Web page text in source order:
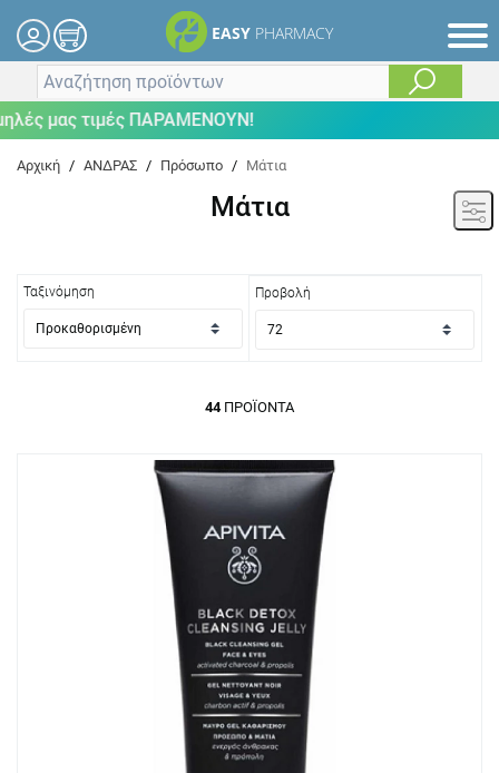
EASY PHARMACY
τιμές ΠΑΡΑΜΕΝΟΥΝ!
Αρχική / ΑΝΔΡΑΣ / Πρόσωπο / Μάτια
Μάτια
Ταξινόμηση Προβολή
44ΠΡΟΪΌΝΤΑ